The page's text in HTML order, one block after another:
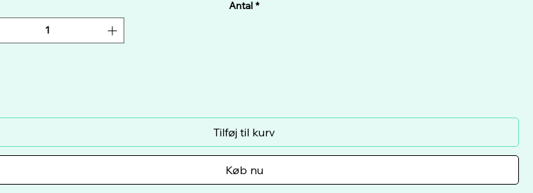
Måler
Antal *
Tilføj til kurv
Køb nu